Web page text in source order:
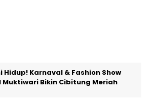
Hidup! Karnaval & Fashion Show
Muktiwari Bikin Cibitung Meriah